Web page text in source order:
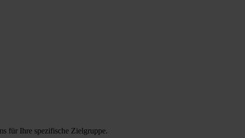
für Ihre spezifische Zielgruppe.